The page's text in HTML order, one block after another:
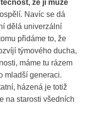
že ji může
Navíc se dá
dělá univerzální
přidáme to, že
týmového ducha,
máme tu rázem
mladší generaci.
házená je totiž
na starosti všedních